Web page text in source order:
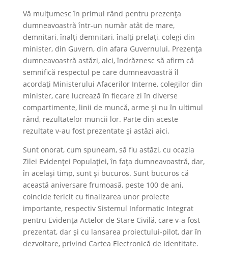
Vă mulțumesc în primul rând pentru prezența
dumneavoastră într-un număr atât de mare,
demnitari, înalți demnitari, înalți prelați, colegi din
minister, din Guvern, din afara Guvernului. Prezența
dumneavoastră astăzi, aici, îndrăznesc să afirm că
semnifică respectul pe care dumneavoastră îl
acordați Ministerului Afacerilor Interne, colegilor din
minister, care lucrează în fiecare zi în diverse
compartimente, linii de muncă, arme și nu în ultimul
rând, rezultatelor muncii lor. Parte din aceste
rezultate v-au fost prezentate și astăzi aici.
Sunt onorat, cum spuneam, să fiu astăzi, cu ocazia
Zilei Evidenței Populației, în fața dumneavoastră, dar,
în același timp, sunt și bucuros. Sunt bucuros că
această aniversare frumoasă, peste 100 de ani,
coincide fericit cu finalizarea unor proiecte
importante, respectiv Sistemul Informatic Integrat
pentru Evidența Actelor de Stare Civilă, care v-a fost
prezentat, dar și cu lansarea proiectului-pilot, dar în
dezvoltare, privind Cartea Electronică de Identitate.